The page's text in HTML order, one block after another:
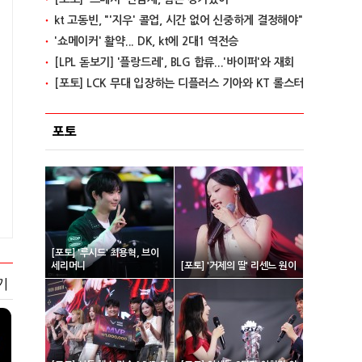
kt 고동빈, "'지우' 콜업, 시간 없어 신중하게 결정해야"
'쇼메이커' 활약... DK, kt에 2대1 역전승
[LPL 돋보기] '플랑드레', BLG 합류...'바이퍼'와 재회
[포토] LCK 무대 입장하는 디플러스 기아와 KT 롤스터
포토
[포토] '루시드' 최용혁, 브이
세리머니
[포토] '거제의 딸' 리센느 원이